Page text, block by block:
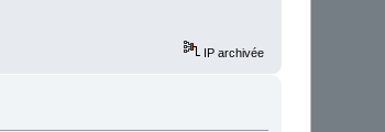
IP archivée